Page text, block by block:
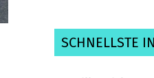
SCHNELLSTE